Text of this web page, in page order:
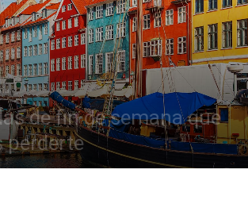
de fin de semana que
perderte